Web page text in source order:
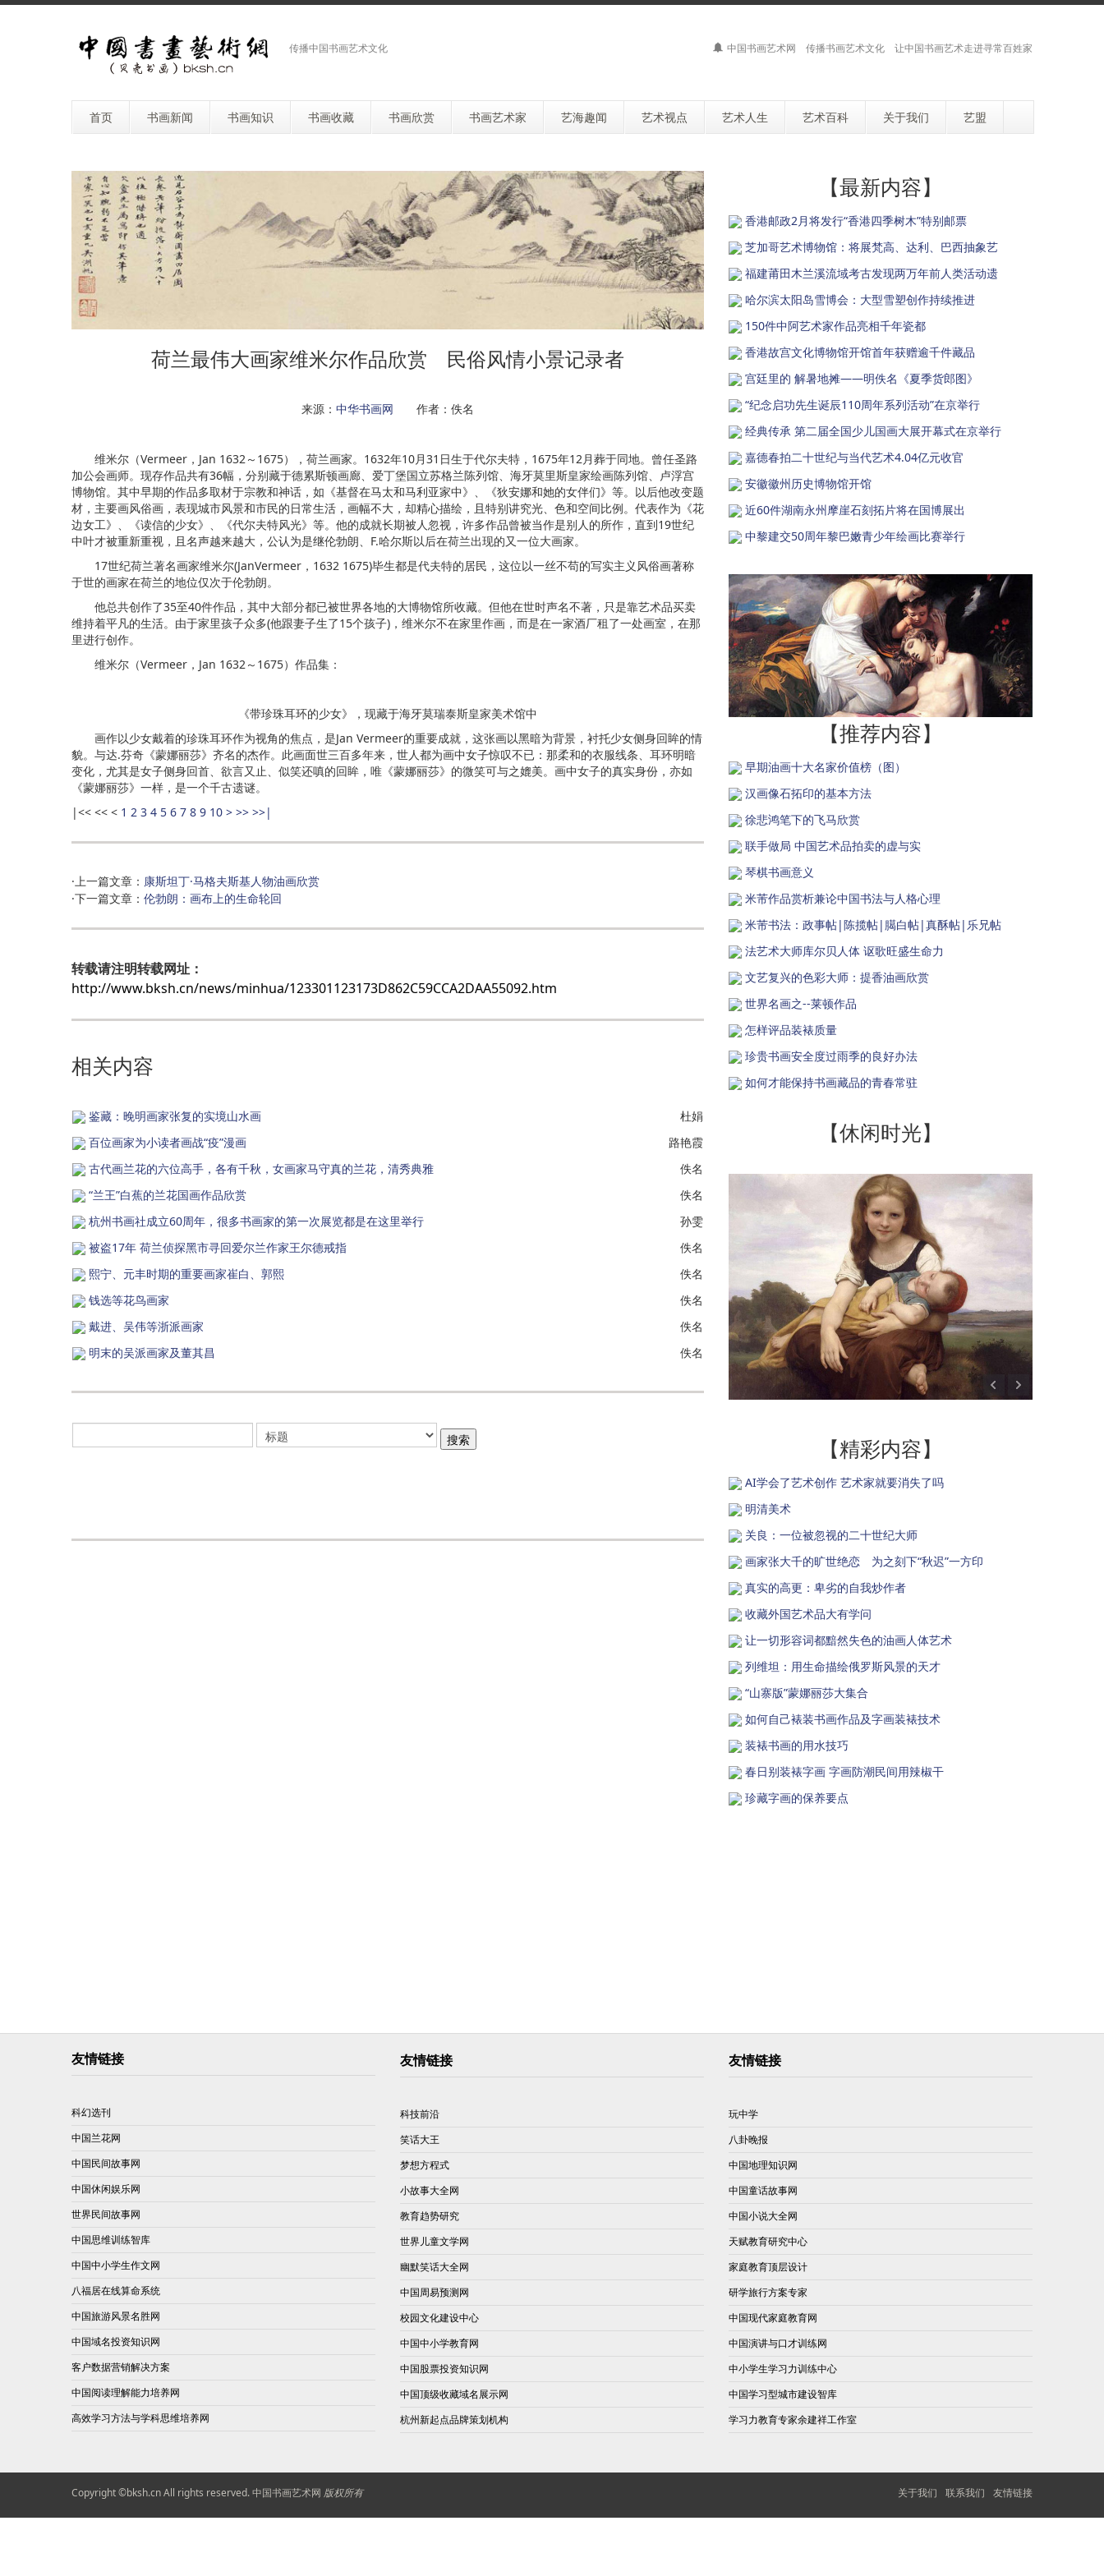
传播中国书画艺术文化 中国书画艺术网 传播书画艺术文化 让中国书画艺术走进寻常百姓家
首页 书画新闻 书画知识 书画收藏 书画欣赏 书画艺术家 艺海趣闻 艺术视点 艺术人生 艺术百科 关于我们 艺盟
荷兰最伟大画家维米尔作品欣赏 民俗风情小景记录者
来源： 中华书画网 作者：佚名
维米尔（Vermeer，Jan 1632～1675），荷兰画家。1632年10月31日生于代尔夫特，1675年12月葬于同地。曾任圣路
加公会画师。现存作品共有36幅，分别藏于德累斯顿画廊、爱丁堡国立苏格兰陈列馆、海牙莫里斯皇家绘画陈列馆、卢浮宫
博物馆。其中早期的作品多取材于宗教和神话，如《基督在马太和马利亚家中》、《狄安娜和她的女伴们》等。以后他改变题
材，主要画风俗画，表现城市风景和市民的日常生活，画幅不大，却精心描绘，且特别讲究光、色和空间比例。代表作为《花
边女工》、《读信的少女》、《代尔夫特风光》等。他的成就长期被人忽视，许多作品曾被当作是别人的所作，直到19世纪
中叶才被重新重视，且名声越来越大，公认为是继伦勃朗、F.哈尔斯以后在荷兰出现的又一位大画家。
17世纪荷兰著名画家维米尔(JanVermeer，1632 1675)毕生都是代夫特的居民，这位以一丝不苟的写实主义风俗画著称
于世的画家在荷兰的地位仅次于伦勃朗。
他总共创作了35至40件作品，其中大部分都已被世界各地的大博物馆所收藏。但他在世时声名不著，只是靠艺术品买卖
维持着平凡的生活。由于家里孩子众多(他跟妻子生了15个孩子)，维米尔不在家里作画，而是在一家酒厂租了一处画室，在那
里进行创作。
维米尔（Vermeer，Jan 1632～1675）作品集：
《带珍珠耳环的少女》，现藏于海牙莫瑞泰斯皇家美术馆中
画作以少女戴着的珍珠耳环作为视角的焦点，是Jan Vermeer的重要成就，这张画以黑暗为背景，衬托少女侧身回眸的情
貌。与达.芬奇《蒙娜丽莎》齐名的杰作。此画面世三百多年来，世人都为画中女子惊叹不已：那柔和的衣服线条、耳环明暗
变化，尤其是女子侧身回首、欲言又止、似笑还嗔的回眸，唯《蒙娜丽莎》的微笑可与之媲美。画中女子的真实身份，亦如
《蒙娜丽莎》一样，是一个千古遗谜。
|<< << < 1 2 3 4 5 6 7 8 9 10 > >> >>|
·上一篇文章： 康斯坦丁·马格夫斯基人物油画欣赏
·下一篇文章： 伦勃朗：画布上的生命轮回
转载请注明转载网址：
http://www.bksh.cn/news/minhua/123301123173D862C59CCA2DAA55092.htm
相关内容
鉴藏：晚明画家张复的实境山水画
杜娟
百位画家为小读者画战“疫”漫画
路艳霞
古代画兰花的六位高手，各有千秋，女画家马守真的兰花，清秀典雅
佚名
“兰王”白蕉的兰花国画作品欣赏
佚名
杭州书画社成立60周年，很多书画家的第一次展览都是在这里举行
孙雯
被盗17年 荷兰侦探黑市寻回爱尔兰作家王尔德戒指
佚名
熙宁、元丰时期的重要画家崔白、郭熙
佚名
钱选等花鸟画家
佚名
戴进、吴伟等浙派画家
佚名
明末的吴派画家及董其昌
佚名
【最新内容】
香港邮政2月将发行“香港四季树木”特别邮票
芝加哥艺术博物馆：将展梵高、达利、巴西抽象艺
福建莆田木兰溪流域考古发现两万年前人类活动遗
哈尔滨太阳岛雪博会：大型雪塑创作持续推进
150件中阿艺术家作品亮相千年瓷都
香港故宫文化博物馆开馆首年获赠逾千件藏品
宫廷里的 解暑地摊——明佚名《夏季货郎图》
“纪念启功先生诞辰110周年系列活动”在京举行
经典传承 第二届全国少儿国画大展开幕式在京举行
嘉德春拍二十世纪与当代艺术4.04亿元收官
安徽徽州历史博物馆开馆
近60件湖南永州摩崖石刻拓片将在国博展出
中黎建交50周年黎巴嫩青少年绘画比赛举行
【推荐内容】
早期油画十大名家价值榜（图）
汉画像石拓印的基本方法
徐悲鸿笔下的飞马欣赏
联手做局 中国艺术品拍卖的虚与实
琴棋书画意义
米芾作品赏析兼论中国书法与人格心理
米芾书法：政事帖|陈揽帖|臈白帖|真酥帖|乐兄帖
法艺术大师库尔贝人体 讴歌旺盛生命力
文艺复兴的色彩大师：提香油画欣赏
世界名画之--莱顿作品
怎样评品装裱质量
珍贵书画安全度过雨季的良好办法
如何才能保持书画藏品的青春常驻
【休闲时光】
【精彩内容】
AI学会了艺术创作 艺术家就要消失了吗
明清美术
关良：一位被忽视的二十世纪大师
画家张大千的旷世绝恋 为之刻下“秋迟”一方印
真实的高更：卑劣的自我炒作者
收藏外国艺术品大有学问
让一切形容词都黯然失色的油画人体艺术
列维坦：用生命描绘俄罗斯风景的天才
“山寨版”蒙娜丽莎大集合
如何自己裱装书画作品及字画装裱技术
装裱书画的用水技巧
春日别装裱字画 字画防潮民间用辣椒干
珍藏字画的保养要点
友情链接
科幻选刊
中国兰花网
中国民间故事网
中国休闲娱乐网
世界民间故事网
中国思维训练智库
中国中小学生作文网
八福居在线算命系统
中国旅游风景名胜网
中国域名投资知识网
客户数据营销解决方案
中国阅读理解能力培养网
高效学习方法与学科思维培养网
友情链接
科技前沿
笑话大王
梦想方程式
小故事大全网
教育趋势研究
世界儿童文学网
幽默笑话大全网
中国周易预测网
校园文化建设中心
中国中小学教育网
中国股票投资知识网
中国顶级收藏域名展示网
杭州新起点品牌策划机构
友情链接
玩中学
八卦晚报
中国地理知识网
中国童话故事网
中国小说大全网
天赋教育研究中心
家庭教育顶层设计
研学旅行方案专家
中国现代家庭教育网
中国演讲与口才训练网
中小学生学习力训练中心
中国学习型城市建设智库
学习力教育专家余建祥工作室
Copyright ©bksh.cnAll rights reserved.中国书画艺术网 版权所有 关于我们 联系我们 友情链接